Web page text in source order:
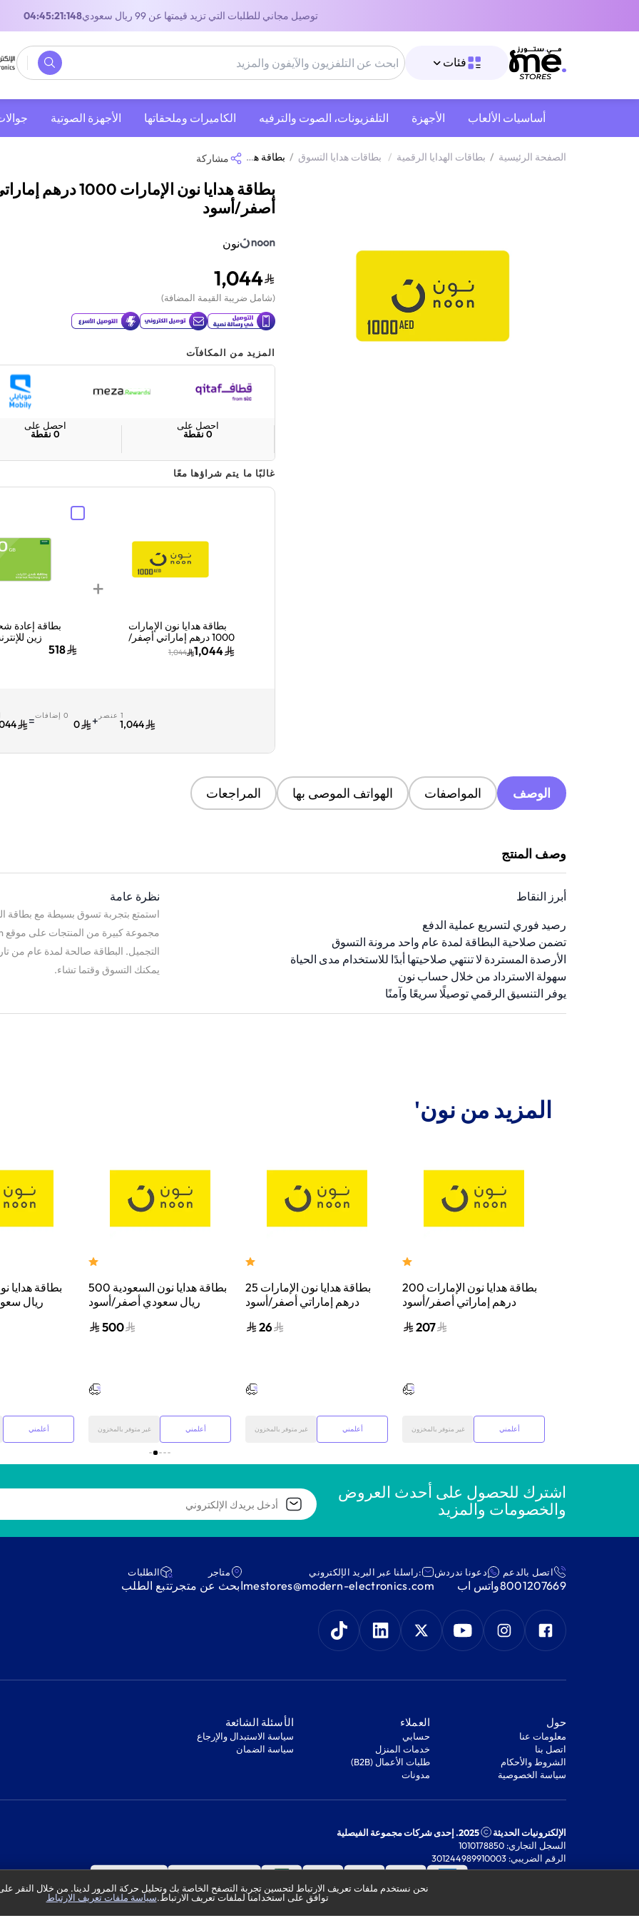
توصيل مجاني للطلبات التي تزيد قيمتها عن 99 ريال سعودي 03:45:21:148
فئات
أساسيات الألعاب الأجهزة التلفزيونات، الصوت والترفيه ‫الكاميرات وملحقاتها‬ الأجهزة الصوتية
الصفحة الرئيسية / بطاقات الهدايا الرقمية / بطاقات هدايا التسوق / بطاقة هدايا نون الإمارات 1000 درهم إماراتي أصفر/أسود مشاركة
بطاقة هدايا نون الإمارات 1000 درهم
أصفر/أسود
نون
1,044
(شامل ضريبة القيمة المضافة)
المزيد من المكافآت
احصل على
0 نقطة
احصل على
0 نقطة
غالبًا ما يتم شراؤها معًا
بطاقة هدايا نون الإمارات
1000 درهم إماراتي أصفر/
1,044
1,044
+
بطاقة إعادة
518
1 عنصر
1,044
+ 0 إضافات
0
=
الوصف المواصفات الهواتف الموصى بها المراجعات
وصف المنتج
أبرز النقاط
رصيد فوري لتسريع عملية الدفع
تضمن صلاحية البطاقة لمدة عام واحد مرونة التسوق
الأرصدة المستردة لا تنتهي صلاحيتها أبدًا للاستخدام مدى الحياة
سهولة الاسترداد من خلال حساب نون
يوفر التنسيق الرقمي توصيلًا سريعًا وآمنًا
نظرة عامة
التجميل. البطاقة صالحة لمدة عام من
يمكنك التسوق وقتما تشاء.
المزيد من نون'
ريال
أعلمني
بطاقة هدايا نون السعودية 500
ريال سعودي أصفر/أسود
500
غير متوفر بالمخزون أعلمني
بطاقة هدايا نون الإمارات 25
درهم إماراتي أصفر/أسود
26
غير متوفر بالمخزون أعلمني
بطاقة هدايا نون الإمارات 200
درهم إماراتي أصفر/أسود
207
غير متوفر بالمخزون أعلمني
اشترك للحصول على أحدث العروض
والخصومات والمزيد
اتصل بالدعم
8001207669
دعونا ندردش
واتس اب
:راسلنا عبر البريد الإلكتروني
mestores@modern-electronics.com
متاجر
ابحث عن متجر
‫الطلبات‬
‫تتبع الطلب‬
‫حول‬
معلومات عنا
اتصل بنا
‫الشروط والأحكام‬
‫سياسة الخصوصية‬
‫العملاء‬
‫حسابي‬
‫خدمات المنزل‬
‫طلبات الأعمال (B2B)‬
مدونات
‫الأسئلة الشائعة‬
‫سياسة الاستبدال والإرجاع‬
‫سياسة الضمان‬
الإلكترونيات الحديثة
2025. إحدى شركات مجموعة الفيصلية
السجل التجاري: 1010178850
الرقم الضريبي: 301244989910003
نحن نستخدم ملفات تعريف الارتباط لتحسين تجربة التصفح الخاصة بك وتحليل حركة المرور لدينا. من خلال النقر
توافق على استخدامنا لملفات تعريف الارتباط.سياسة ملفات تعريف الارتباط